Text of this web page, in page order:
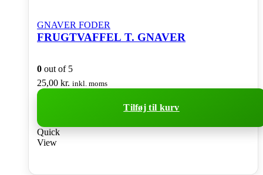
GNAVER FODER
FRUGTVAFFEL T. GNAVER
0 out of 5
25,00 kr. inkl. moms
Tilføj til kurv
Quick
View